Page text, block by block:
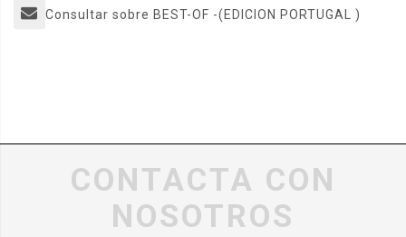
Consultar sobre BEST-OF -(EDICION PORTUGAL )
CONTACTA CON
NOSOTROS